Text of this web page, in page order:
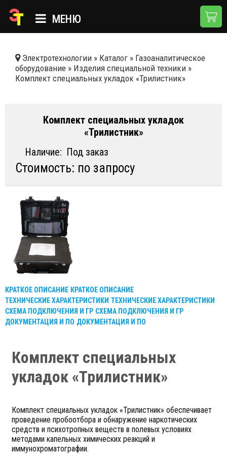
МЕНЮ
КАТАЛОГ
ДОСТАВКА И ОПЛАТА
Электротехнологии » Каталог » Газоаналитическое
оборудование » Изделия специальной техники »
Комплект специальных укладок «Трилистник»
Комплект специальных укладок
«Трилистник»
Наличие: Под заказ
Стоимость: по запросу
КРАТКОЕ ОПИСАНИЕ КРАТКОЕ ОПИСАНИЕ
ТЕХНИЧЕСКИЕ ХАРАКТЕРИСТИКИ ТЕХНИЧЕСКИЕ ХАРАКТЕРИСТИКИ
СХЕМА ПОДКЛЮЧЕНИЯ И ГР СХЕМА ПОДКЛЮЧЕНИЯ И ГР
ДОКУМЕНТАЦИЯ И ПО ДОКУМЕНТАЦИЯ И ПО
Комплект специальных
укладок «Трилистник»
Комплект специальных укладок «Трилистник» обеспечивает
проведение пробоотбора и обнаружение наркотических
средств и психотропных веществ в полевых условиях
методами капельных химических реакций и
иммунохроматографии.